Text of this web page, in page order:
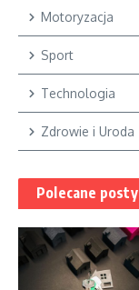
Motoryzacja
Sport
Technologia
Zdrowie i Uroda
Polecane posty